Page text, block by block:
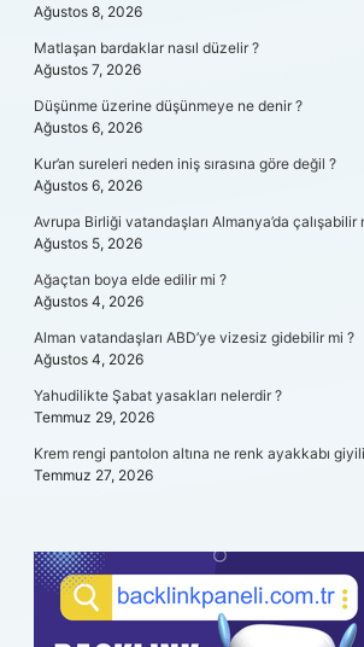
Ağustos 8, 2026
Matlaşan bardaklar nasıl düzelir ?
Ağustos 7, 2026
Düşünme üzerine düşünmeye ne denir ?
Ağustos 6, 2026
Kur’an sureleri neden iniş sırasına göre değil ?
Ağustos 6, 2026
Avrupa Birliği vatandaşları Almanya’da çalışabilir
Ağustos 5, 2026
Ağaçtan boya elde edilir mi ?
Ağustos 4, 2026
Alman vatandaşları ABD’ye vizesiz gidebilir mi ?
Ağustos 4, 2026
Yahudilikte Şabat yasakları nelerdir ?
Temmuz 29, 2026
Krem rengi pantolon altına ne renk ayakkabı
Temmuz 27, 2026